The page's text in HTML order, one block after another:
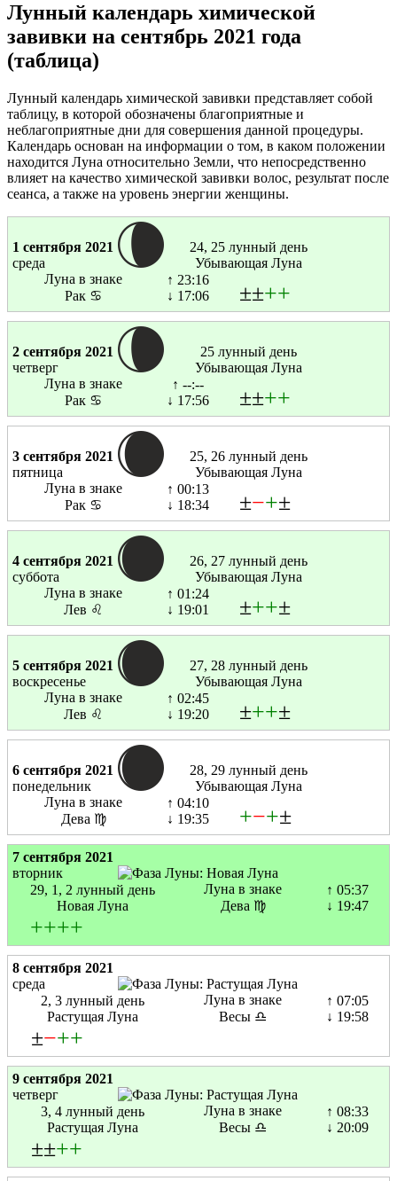
Лунный календарь химической
завивки на сентябрь 2021 года
(таблица)
Лунный календарь химической завивки представляет собой
таблицу, в которой обозначены благоприятные и
неблагоприятные дни для совершения данной процедуры.
Календарь основан на информации о том, в каком положении
находится Луна относительно Земли, что непосредственно
влияет на качество химической завивки волос, результат после
сеанса, а также на уровень энергии женщины.
1 сентября 2021
среда
24, 25 лунный день
Убывающая Луна
Луна в знаке
Рак ♋
↑ 23:16
↓ 17:06
±±++
2 сентября 2021
четверг
25 лунный день
Убывающая Луна
Луна в знаке
Рак ♋
↑ --:--
↓ 17:56
±±++
3 сентября 2021
пятница
25, 26 лунный день
Убывающая Луна
Луна в знаке
Рак ♋
↑ 00:13
↓ 18:34
±−+±
4 сентября 2021
суббота
26, 27 лунный день
Убывающая Луна
Луна в знаке
Лев ♌
↑ 01:24
↓ 19:01
±++±
5 сентября 2021
воскресенье
27, 28 лунный день
Убывающая Луна
Луна в знаке
Лев ♌
↑ 02:45
↓ 19:20
±++±
6 сентября 2021
понедельник
28, 29 лунный день
Убывающая Луна
Луна в знаке
Дева ♍
↑ 04:10
↓ 19:35
+−+±
7 сентября 2021
вторник
29, 1, 2 лунный день
Новая Луна
Луна в знаке
Дева ♍
↑ 05:37
↓ 19:47
++++
8 сентября 2021
среда
2, 3 лунный день
Растущая Луна
Луна в знаке
Весы ♎
↑ 07:05
↓ 19:58
±−++
9 сентября 2021
четверг
3, 4 лунный день
Растущая Луна
Луна в знаке
Весы ♎
↑ 08:33
↓ 20:09
±±++